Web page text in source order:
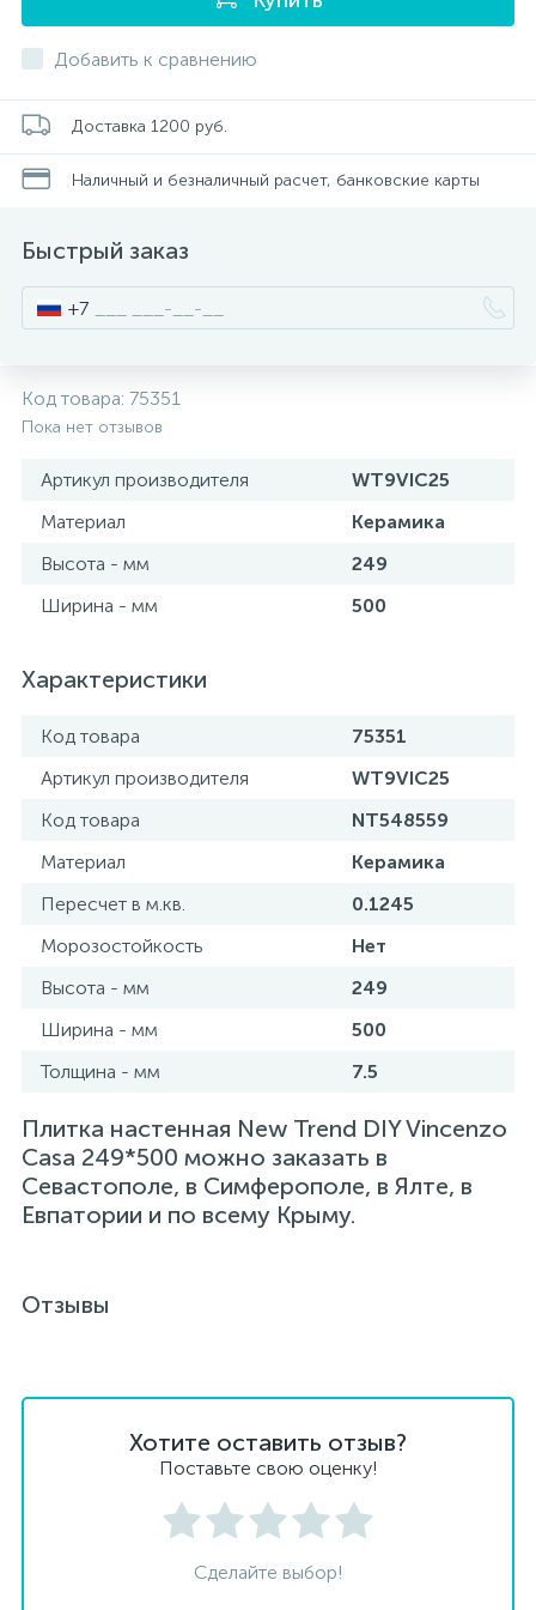
Добавить к сравнению
Доставка 1200 руб.
Наличный и безналичный расчет, банковские карты
Быстрый заказ
+7
Код товара: 75351
Пока нет отзывов
Артикул производителя
WT9VIC25
Материал
Керамика
Высота - мм
249
Ширина - мм
500
Характеристики
Код товара
75351
Артикул производителя
WT9VIC25
Код товара
NT548559
Материал
Керамика
Пересчет в м.кв.
0.1245
Морозостойкость
Нет
Высота - мм
249
Ширина - мм
500
Толщина - мм
7.5
Плитка настенная New Trend DIY Vincenzo
Casa 249*500 можно заказать в
Севастополе, в Симферополе, в Ялте, в
Евпатории и по всему Крыму.
Отзывы
Хотите оставить отзыв?
Поставьте свою оценку!
Сделайте выбор!
Полотенцесушители
Ревизионный люк
Системы контроля протечки воды